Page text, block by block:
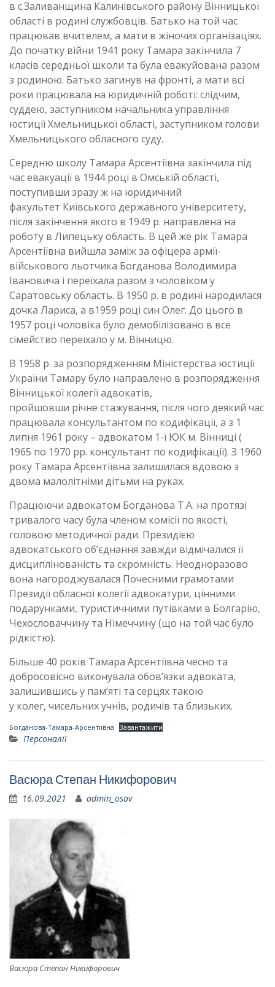
в с.Заливанщина Калинівського району Вінницької
області в родині службовців. Батько на той час
працював вчителем, а мати в жіночих організаціях.
До початку війни 1941 року Тамара закінчила 7
класів середньої школи та була евакуйована разом
з родиною. Батько загинув на фронті, а мати всі
роки працювала на юридичній роботі: слідчим,
суддею, заступником начальника управління
юстиції Хмельницької області, заступником голови
Хмельницького обласного суду.
Середню школу Тамара Арсентіївна закінчила під
час евакуації в 1944 році в Омській області,
поступивши зразу ж на юридичний
факультет Київського державного університету,
після закінчення якого в 1949 р. направлена на
роботу в Липецьку область. В цей же рік Тамара
Арсентіївна вийшла заміж за офіцера армії-
військового льотчика Богданова Володимира
Івановича і переїхала разом з чоловіком у
Саратовську область. В 1950 р. в родині народилася
дочка Лариса, а в1959 році син Олег. До цього в
1957 році чоловіка було демобілізовано в все
сімейство переїхало у м. Вінницю.
В 1958 р. за розпорядженням Міністерства юстиції
України Тамару було направлено в розпорядження
Вінницької колегії адвокатів,
пройшовши річне стажування, після чого деякий час
працювала консультантом по кодифікації, а з 1
липня 1961 року – адвокатом 1-ї ЮК м. Вінниці (
1965 по 1970 рр. консультант по кодифікації). З 1960
року Тамара Арсентіївна залишилася вдовою з
двома малолітніми дітьми на руках.
Працюючи адвокатом Богданова Т.А. на протязі
тривалого часу була членом комісії по якості,
головою методичної ради. Президією
адвокатського об’єднання завжди відмічалися її
дисциплінованість та скромність. Неодноразово
вона нагороджувалася Почесними грамотами
Президії обласної колегії адвокатури, цінними
подарунками, туристичними путівками в Болгарію,
Чехословаччину та Німеччину (що на той час було
рідкістю).
Більше 40 років Тамара Арсентіївна чесно та
добросовісно виконувала обов’язки адвоката,
залишившись у пам’яті та серцях такою
у колег, чисельних учнів, родичів та близьких.
Богданова-Тамара-Арсентіївна Завантажити
Персоналії
Васюра Степан Никифорович
16.09.2021 admin_osav
Васюра Степан Никифорович